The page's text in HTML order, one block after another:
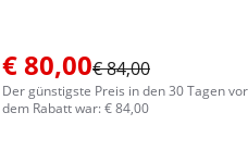
€ 80,00€ 84,00
Der günstigste Preis in den 30 Tagen vor
dem Rabatt war: € 84,00